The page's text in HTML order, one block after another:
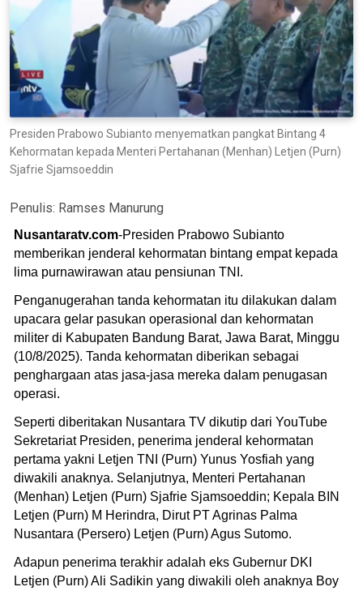
Presiden Prabowo Subianto menyematkan pangkat Bintang 4
Kehormatan kepada Menteri Pertahanan (Menhan) Letjen (Purn)
Sjafrie Sjamsoeddin
Penulis: Ramses Manurung
Nusantaratv.com-Presiden Prabowo Subianto
memberikan jenderal kehormatan bintang empat kepada
lima purnawirawan atau pensiunan TNI.
Penganugerahan tanda kehormatan itu dilakukan dalam
upacara gelar pasukan operasional dan kehormatan
militer di Kabupaten Bandung Barat, Jawa Barat, Minggu
(10/8/2025). Tanda kehormatan diberikan sebagai
penghargaan atas jasa-jasa mereka dalam penugasan
operasi.
Seperti diberitakan Nusantara TV dikutip dari YouTube
Sekretariat Presiden, penerima jenderal kehormatan
pertama yakni Letjen TNI (Purn) Yunus Yosfiah yang
diwakili anaknya. Selanjutnya, Menteri Pertahanan
(Menhan) Letjen (Purn) Sjafrie Sjamsoeddin; Kepala BIN
Letjen (Purn) M Herindra, Dirut PT Agrinas Palma
Nusantara (Persero) Letjen (Purn) Agus Sutomo.
Adapun penerima terakhir adalah eks Gubernur DKI
Letjen (Purn) Ali Sadikin yang diwakili oleh anaknya Boy